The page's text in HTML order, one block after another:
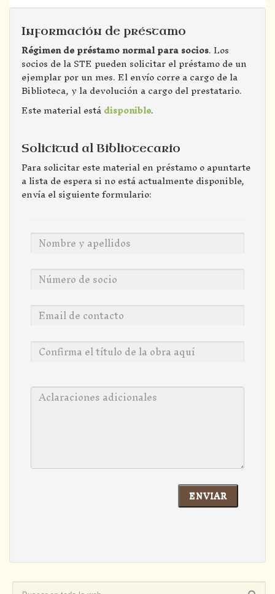
Información de préstamo
Régimen de préstamo normal para socios. Los
socios de la STE pueden solicitar el préstamo de un
ejemplar por un mes. El envío corre a cargo de la
Biblioteca, y la devolución a cargo del prestatario.
Este material estádisponible.
Solicitud al Bibliotecario
Para solicitar este material en préstamo o apuntarte
a lista de espera si no está actualmente disponible,
envía el siguiente formulario: